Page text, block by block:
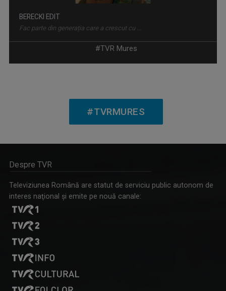
SPIRIT ȘI CREDINȚĂ
În agitația de zi cu zi, oferă-ți un moment de ...
BERECKI EDIT
Fac parte din generația care a crescut cu ...
COSTIN MIRON
#TVR Mures
#TVRMURES
Despre TVR
Televiziunea Română are statut de serviciu public autonom de
interes naţional şi emite pe nouă canale: